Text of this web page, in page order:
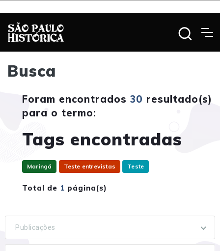
Busca
Foram encontrados 30 resultado(s)
para o termo:
Tags encontradas
Maringá Teste entrevistas Teste
Total de 1 página(s)
Publicações